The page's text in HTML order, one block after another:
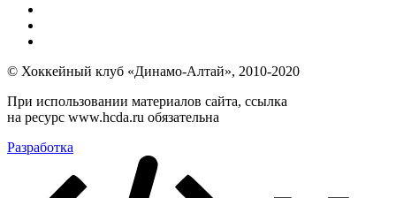
© Хоккейный клуб «Динамо-Алтай», 2010-2020
При использовании материалов сайта, ссылка
на ресурс www.hcda.ru обязательна
Разработка